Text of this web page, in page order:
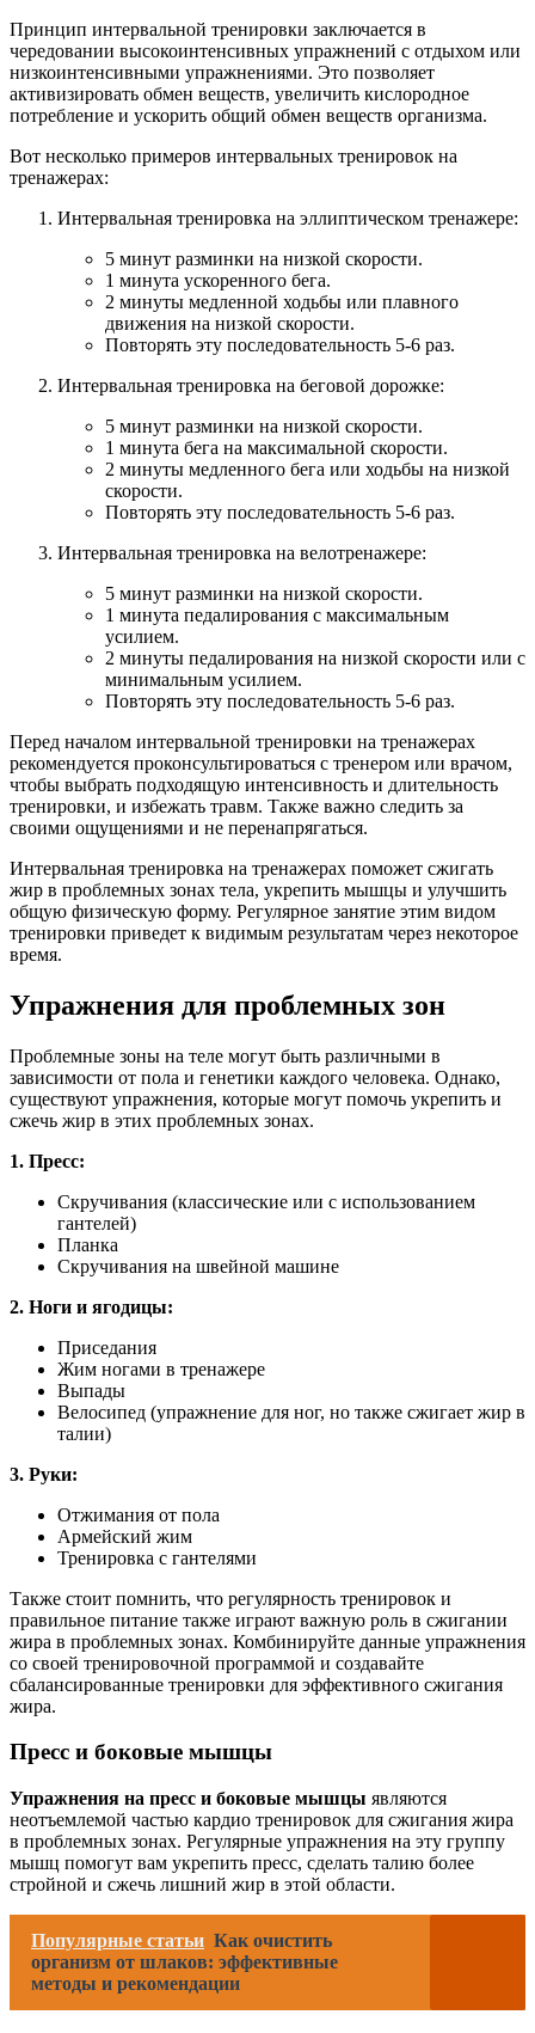
Принцип интервальной тренировки заключается в
чередовании высокоинтенсивных упражнений с отдыхом или
низкоинтенсивными упражнениями. Это позволяет
активизировать обмен веществ, увеличить кислородное
потребление и ускорить общий обмен веществ организма.
Вот несколько примеров интервальных тренировок на
тренажерах:
Интервальная тренировка на эллиптическом тренажере:
5 минут разминки на низкой скорости.
1 минута ускоренного бега.
2 минуты медленной ходьбы или плавного
движения на низкой скорости.
Повторять эту последовательность 5-6 раз.
Интервальная тренировка на беговой дорожке:
5 минут разминки на низкой скорости.
1 минута бега на максимальной скорости.
2 минуты медленного бега или ходьбы на низкой
скорости.
Повторять эту последовательность 5-6 раз.
Интервальная тренировка на велотренажере:
5 минут разминки на низкой скорости.
1 минута педалирования с максимальным
усилием.
2 минуты педалирования на низкой скорости или с
минимальным усилием.
Повторять эту последовательность 5-6 раз.
Перед началом интервальной тренировки на тренажерах
рекомендуется проконсультироваться с тренером или врачом,
чтобы выбрать подходящую интенсивность и длительность
тренировки, и избежать травм. Также важно следить за
своими ощущениями и не перенапрягаться.
Интервальная тренировка на тренажерах поможет сжигать
жир в проблемных зонах тела, укрепить мышцы и улучшить
общую физическую форму. Регулярное занятие этим видом
тренировки приведет к видимым результатам через некоторое
время.
Упражнения для проблемных зон
Проблемные зоны на теле могут быть различными в
зависимости от пола и генетики каждого человека. Однако,
существуют упражнения, которые могут помочь укрепить и
сжечь жир в этих проблемных зонах.
1. Пресс:
Скручивания (классические или с использованием
гантелей)
Планка
Скручивания на швейной машине
2. Ноги и ягодицы:
Приседания
Жим ногами в тренажере
Выпады
Велосипед (упражнение для ног, но также сжигает жир в
талии)
3. Руки:
Отжимания от пола
Армейский жим
Тренировка с гантелями
Также стоит помнить, что регулярность тренировок и
правильное питание также играют важную роль в сжигании
жира в проблемных зонах. Комбинируйте данные упражнения
со своей тренировочной программой и создавайте
сбалансированные тренировки для эффективного сжигания
жира.
Пресс и боковые мышцы
Упражнения на пресс и боковые мышцы являются
неотъемлемой частью кардио тренировок для сжигания жира
в проблемных зонах. Регулярные упражнения на эту группу
мышц помогут вам укрепить пресс, сделать талию более
стройной и сжечь лишний жир в этой области.
Популярные статьи Как очистить
организм от шлаков: эффективные
методы и рекомендации